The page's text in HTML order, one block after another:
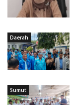
Daerah
Sumut